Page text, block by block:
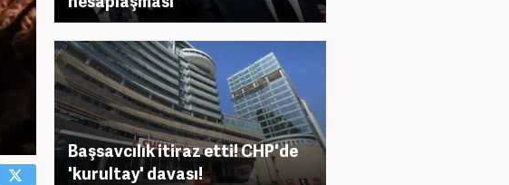
Başsavcılık itiraz etti! CHP'de
'kurultay' davası!